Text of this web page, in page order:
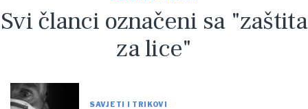
Svi članci označeni sa "zaštita
za lice"
SAVJETI I TRIKOVI